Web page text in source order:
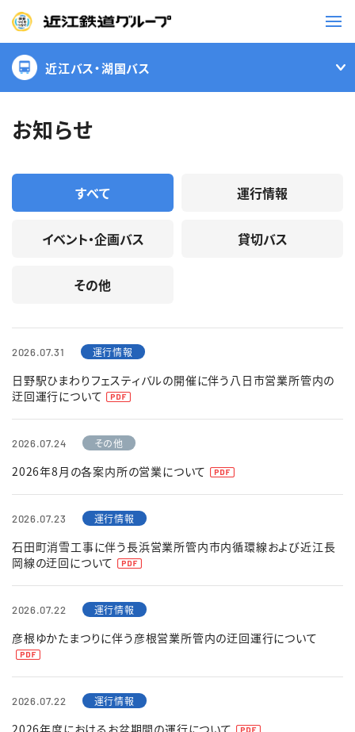
鉄道
バス
事業一覧
English 簡体中文
近江バス・湖国バス
お知らせ
すべて 運行情報
イベント・企画バス 貸切バス
その他
2026.07.31 運行情報
日野駅ひまわりフェスティバルの開催に伴う八日市営業所管内の
迂回運行について
2026.07.24 その他
2026年8月の各案内所の営業について
2026.07.23 運行情報
石田町消雪工事に伴う長浜営業所管内市内循環線および近江長
岡線の迂回について
2026.07.22 運行情報
彦根ゆかたまつりに伴う彦根営業所管内の迂回運行について
2026.07.22 運行情報
2026年度におけるお盆期間の運行について